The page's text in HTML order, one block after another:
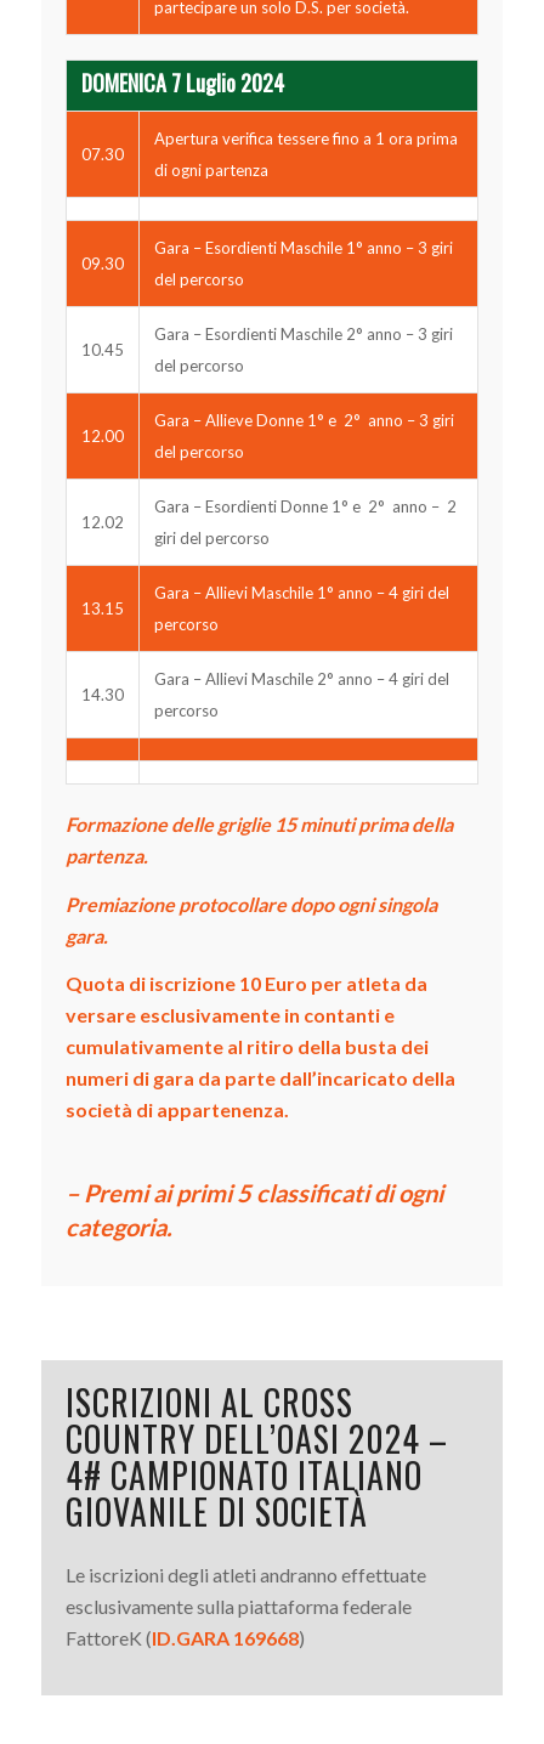
partecipare un solo D.S. per società.
DOMENICA 7 Luglio 2024
07.30
Apertura verifica tessere fino a 1 ora prima
di ogni partenza
09.30
Gara – Esordienti Maschile 1° anno – 3 giri
del percorso
10.45
Gara – Esordienti Maschile 2° anno – 3 giri
del percorso
12.00
Gara – Allieve Donne 1° e 2° anno – 3 giri
del percorso
12.02
Gara – Esordienti Donne 1° e 2° anno – 2
giri del percorso
13.15
Gara – Allievi Maschile 1° anno – 4 giri del
percorso
14.30
Gara – Allievi Maschile 2° anno – 4 giri del
percorso
Formazione delle griglie 15 minuti prima della
partenza.
Premiazione protocollare dopo ogni singola
gara.
Quota di iscrizione 10 Euro per atleta da
versare esclusivamente in contanti e
cumulativamente al ritiro della busta dei
numeri di gara da parte dall’incaricato della
società di appartenenza.
– Premi ai primi 5 classificati di ogni
categoria.
ISCRIZIONI AL CROSS
COUNTRY DELL’OASI 2024 –
4# CAMPIONATO ITALIANO
GIOVANILE DI SOCIETÀ
Le iscrizioni degli atleti andranno effettuate
esclusivamente sulla piattaforma federale
FattoreK (ID.GARA 169668)